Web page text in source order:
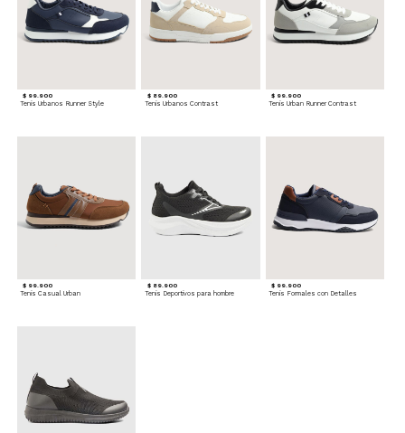
$ 99.900
Tenis Urbanos Runner Style
$ 89.900
Tenis Urbanos Contrast
$ 99.900
Tenis Urban Runner Contrast
$ 99.900
Tenis Casual Urban
$ 89.900
Tenis Deportivos para hombre
$ 99.900
Tenis Formales con Detalles